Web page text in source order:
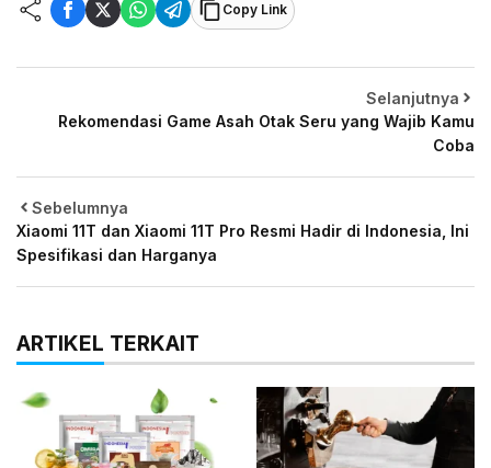
Copy Link
Sebelumnya
Xiaomi 11T dan Xiaomi 11T Pro Resmi Hadir di Indonesia, Ini
Spesifikasi dan Harganya
Selanjutnya
Rekomendasi Game Asah Otak Seru yang Wajib Kamu
Coba
ARTIKEL TERKAIT